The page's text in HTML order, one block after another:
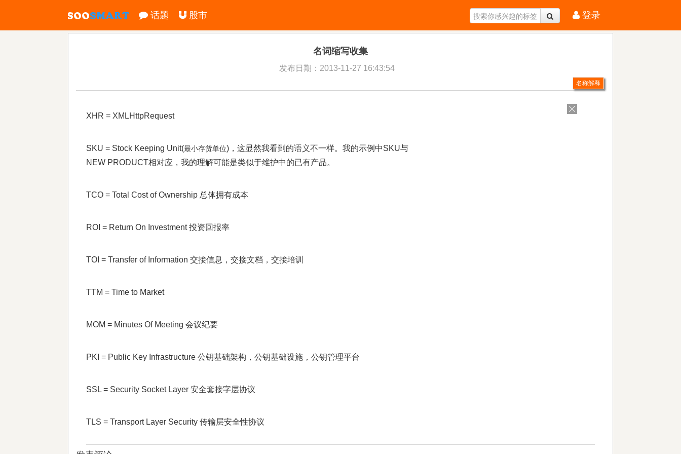
登录
话题 股市
名词缩写收集
发布日期：2013-11-27 16:43:54
名称解释
XHR = XMLHttpRequest
SKU = Stock Keeping Unit(最小存货单位)，这显然我看到的语义不一样。我的示例中SKU与
NEW PRODUCT相对应，我的理解可能是类似于维护中的已有产品。
TCO = Total Cost of Ownership 总体拥有成本
ROI = Return On Investment 投资回报率
TOI = Transfer of Information 交接信息，交接文档，交接培训
TTM = Time to Market
MOM = Minutes Of Meeting 会议纪要
PKI = Public Key Infrastructure 公钥基础架构，公钥基础设施，公钥管理平台
SSL = Security Socket Layer 安全套接字层协议
TLS = Transport Layer Security 传输层安全性协议